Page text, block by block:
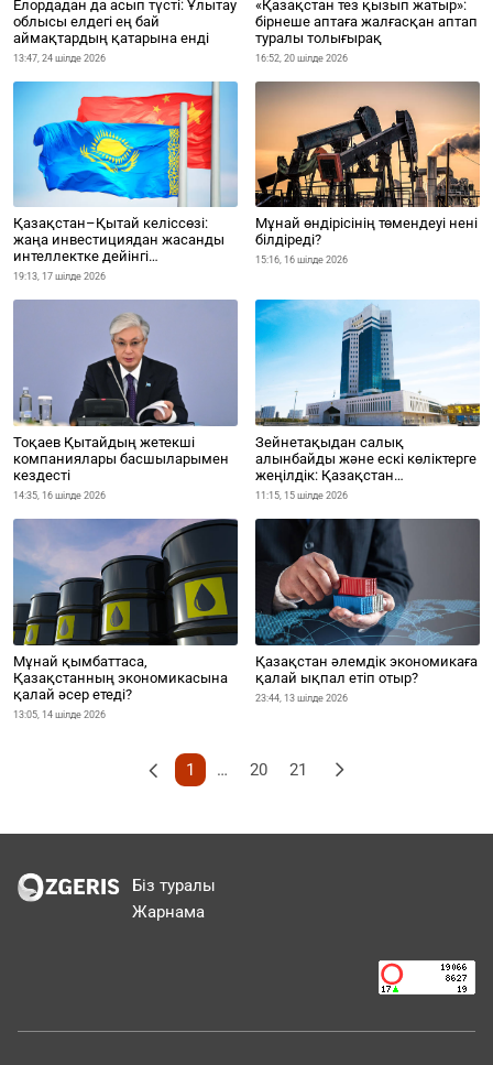
Елордадан да асып түсті: Ұлытау
облысы елдегі ең бай
аймақтардың қатарына енді
13:47, 24 шілде 2026
«Қазақстан тез қызып жатыр»:
бірнеше аптаға жалғасқан аптап
туралы толығырақ
16:52, 20 шілде 2026
Қазақстан–Қытай келіссөзі:
жаңа инвестициядан жасанды
интеллектке дейінгі
серіктестіктің мәні неде?
19:13, 17 шілде 2026
Мұнай өндірісінің төмендеуі нені
білдіреді?
15:16, 16 шілде 2026
Тоқаев Қытайдың жетекші
компаниялары басшыларымен
кездесті
14:35, 16 шілде 2026
Зейнетақыдан салық
алынбайды және ескі көліктерге
жеңілдік: Қазақстан
экономикасындағы басты
11:15, 15 шілде 2026
Мұнай қымбаттаса,
Қазақстанның экономикасына
қалай әсер етеді?
13:05, 14 шілде 2026
Қазақстан әлемдік экономикаға
қалай ықпал етіп отыр?
23:44, 13 шілде 2026
1 … 20 21
Біз туралы
Жарнама